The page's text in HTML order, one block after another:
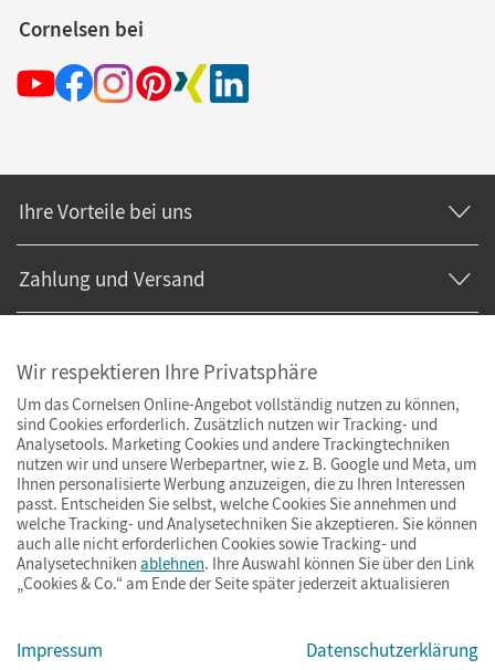
Cornelsen bei
Ihre Vorteile bei uns
Zahlung und Versand
© Cornelsen Verlag 2026
ImpressumAGBDatenschutzBarrierefreiheitCookies & Co.
Wir respektieren Ihre Privatsphäre
Um das Cornelsen Online-Angebot vollständig nutzen zu können,
sind Cookies erforderlich. Zusätzlich nutzen wir Tracking- und
Analysetools. Marketing Cookies und andere Trackingtechniken
nutzen wir und unsere Werbepartner, wie z. B. Google und Meta, um
Ihnen personalisierte Werbung anzuzeigen, die zu Ihren Interessen
passt. Entscheiden Sie selbst, welche Cookies Sie annehmen und
welche Tracking- und Analysetechniken Sie akzeptieren. Sie können
auch alle nicht erforderlichen Cookies sowie Tracking- und
Analysetechniken ablehnen. Ihre Auswahl können Sie über den Link
„Cookies & Co.“ am Ende der Seite später jederzeit aktualisieren
Impressum Datenschutzerklärung